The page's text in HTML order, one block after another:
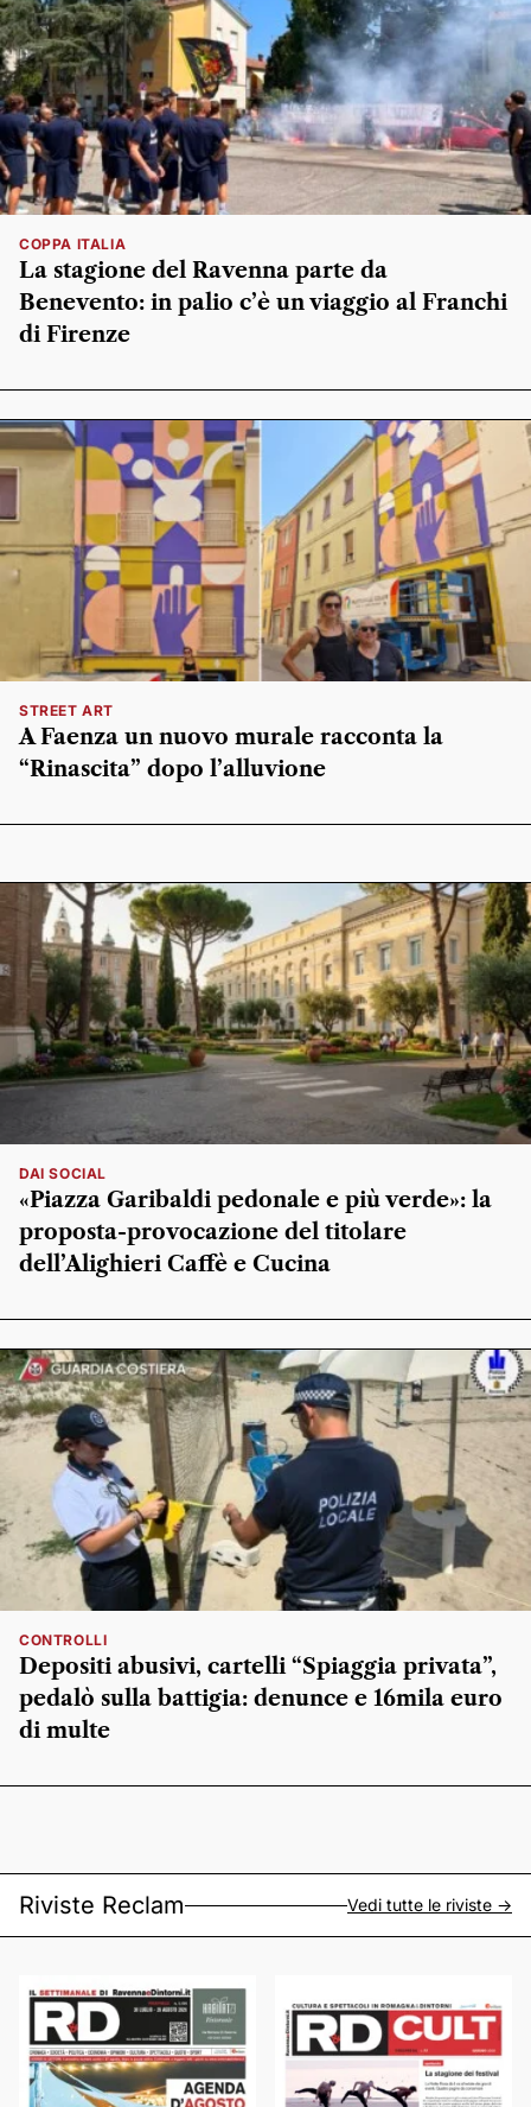
COPPA ITALIA
La stagione del Ravenna parte da
Benevento: in palio c’è un viaggio al Franchi
di Firenze
STREET ART
A Faenza un nuovo murale racconta la
“Rinascita” dopo l’alluvione
DAI SOCIAL
«Piazza Garibaldi pedonale e più verde»: la
proposta-provocazione del titolare
dell’Alighieri Caffè e Cucina
CONTROLLI
Depositi abusivi, cartelli “Spiaggia privata”,
pedalò sulla battigia: denunce e 16mila euro
di multe
Riviste Reclam Vedi tutte le riviste ->